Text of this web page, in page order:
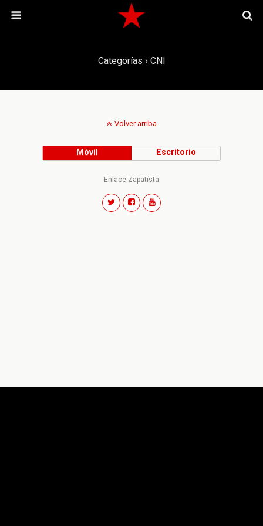
Categorías › CNI
Volver arriba
Móvil Escritorio
Enlace Zapatista